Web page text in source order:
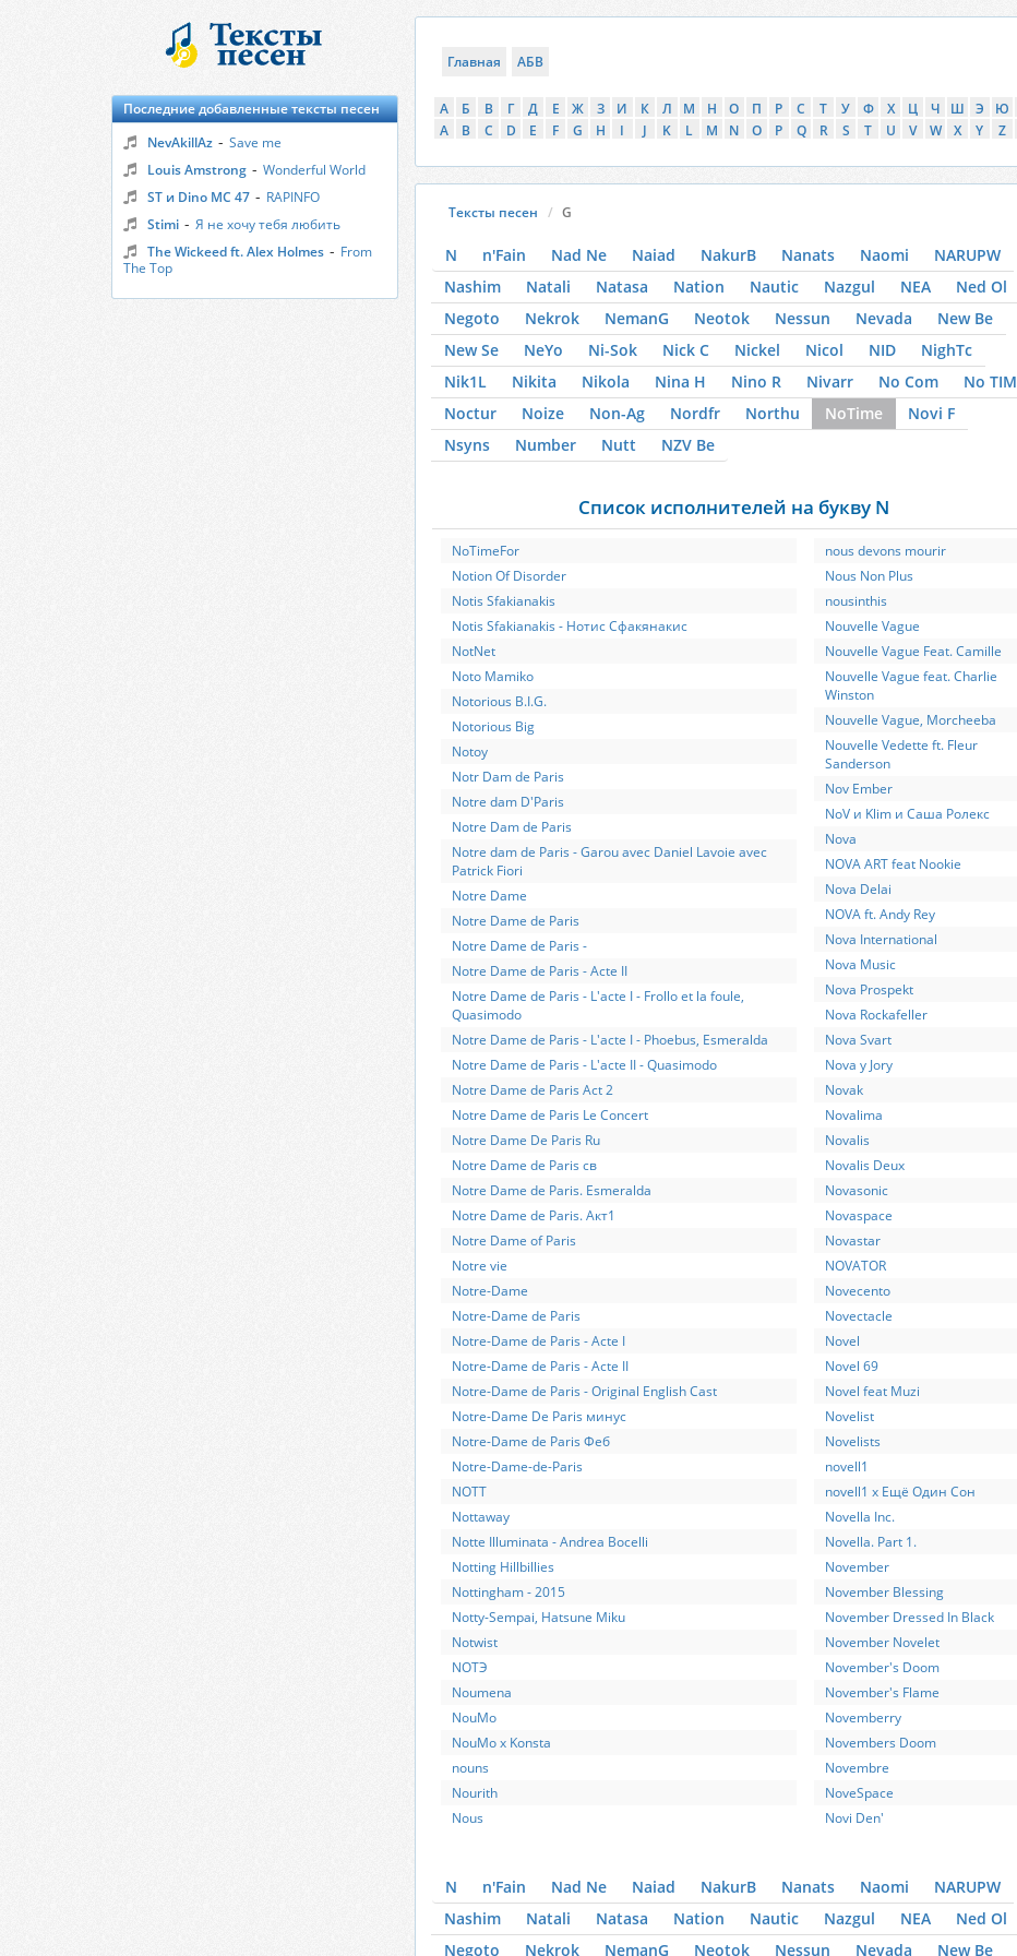
Главная АБВ
А Б В Г Д Е Ж З И К Л М Н О П Р С Т У Ф Х Ц Ч Ш Э Ю
A
B C D E F G H I J K L M N O P Q R S T U V W X Y Z
Тексты песен G
N n'Fain Nad Ne Naiad NakurB Nanats Naomi
NARUPW
Nashim
Natali Natasa Nation Nautic Nazgul NEA
Ned Ol
Negoto
Nekrok NemanG Neotok Nessun Nevada
New Be
New Se
NeYo Ni-Sok Nick C Nickel Nicol NID
NighTc
Nik1L
Nikita Nikola Nina H Nino R Nivarr No Com
No TIM
Noctur
Noize Non-Ag Nordfr Northu NoTime
Novi F
Nsyns
Number Nutt NZV Be
Список исполнителей на букву N
NoTimeFor
Notion Of Disorder
Notis Sfakianakis
Notis Sfakianakis - Нотис Сфакянакис
NotNet
Noto Mamiko
Notorious B.I.G.
Notorious Big
Notoy
Notr Dam de Paris
Notre dam D'Paris
Notre Dam de Paris
Notre dam de Paris - Garou avec Daniel Lavoie avec
Patrick Fiori
Notre Dame
Notre Dame de Paris
Notre Dame de Paris -
Notre Dame de Paris - Acte II
Notre Dame de Paris - L'acte I - Frollo et la foule,
Quasimodo
Notre Dame de Paris - L'acte I - Phoebus, Esmeralda
Notre Dame de Paris - L'acte II - Quasimodo
Notre Dame de Paris Act 2
Notre Dame de Paris Le Concert
Notre Dame De Paris Ru
Notre Dame de Paris св
Notre Dame de Paris. Esmeralda
Notre Dame de Paris. Акт1
Notre Dame of Paris
Notre vie
Notre-Dame
Notre-Dame de Paris
Notre-Dame de Paris - Acte I
Notre-Dame de Paris - Acte II
Notre-Dame de Paris - Original English Cast
Notre-Dame De Paris минус
Notre-Dame de Paris Феб
Notre-Dame-de-Paris
NOTT
Nottaway
Notte Illuminata - Andrea Bocelli
Notting Hillbillies
Nottingham - 2015
Notty-Sempai, Hatsune Miku
Notwist
NOTЭ
Noumena
NouMo
NouMo x Konsta
nouns
Nourith
Nous
nous devons mourir
Nous Non Plus
nousinthis
Nouvelle Vague
Nouvelle Vague Feat. Camille
Nouvelle Vague feat. Charlie
Winston
Nouvelle Vague, Morcheeba
Nouvelle Vedette ft. Fleur
Sanderson
Nov Ember
NoV и Klim и Саша Ролекс
Nova
NOVA ART feat Nookie
Nova Delai
NOVA ft. Andy Rey
Nova International
Nova Music
Nova Prospekt
Nova Rockafeller
Nova Svart
Nova y Jory
Novak
Novalima
Novalis
Novalis Deux
Novasonic
Novaspace
Novastar
NOVATOR
Novecento
Novectacle
Novel
Novel 69
Novel feat Muzi
Novelist
Novelists
novell1
novell1 x Ещё Один Сон
Novella Inc.
Novella. Part 1.
November
November Blessing
November Dressed In Black
November Novelet
November's Doom
November's Flame
Novemberry
Novembers Doom
Novembre
NoveSpace
Novi Den'
N n'Fain Nad Ne Naiad NakurB Nanats Naomi
NARUPW
Nashim
Natali Natasa Nation Nautic Nazgul NEA
Ned Ol
Negoto
Nekrok NemanG Neotok Nessun Nevada New Be
Последние добавленные тексты песен
NevAkillAz - Save me
Louis Amstrong - Wonderful World
ST и Dino MC 47 - RAPINFO
Stimi - Я не хочу тебя любить
The Wickeed ft. Alex Holmes - From
The Top